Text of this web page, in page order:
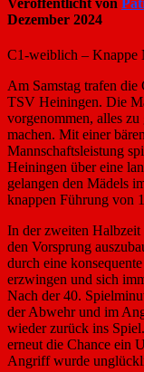
Dezember 2024
C1-weiblich – Knappe
Am Samstag trafen die
TSV Heiningen. Die
vorgenommen, alles zu
machen. Mit einer
Mannschaftsleistung
Heiningen über eine
gelangen den Mädels
knappen Führung von
In der zweiten Halbzeit
den Vorsprung
durch eine
erzwingen und sich
Nach der 40.
der Abwehr und im
wieder zurück ins
erneut die Chance ein
Angriff wurde